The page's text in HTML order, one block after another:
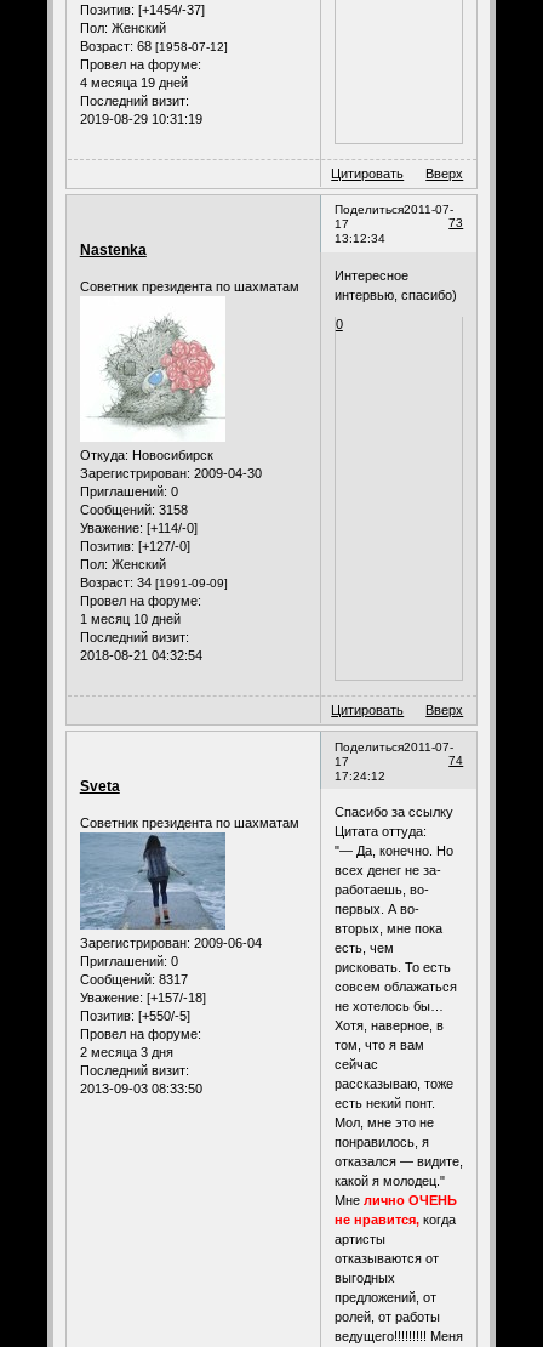
Позитив: [+1454/-37]
Пол: Женский
Возраст: 68 [1958-07-12]
Провел на форуме:
4 месяца 19 дней
Последний визит:
2019-08-29 10:31:19
Цитировать Вверх
Поделиться
73
2011-07-
17
13:12:34
Nastenka
Советник президента по шахматам
Откуда: Новосибирск
Зарегистрирован: 2009-04-30
Приглашений: 0
Сообщений: 3158
Уважение: [+114/-0]
Позитив: [+127/-0]
Пол: Женский
Возраст: 34 [1991-09-09]
Провел на форуме:
1 месяц 10 дней
Последний визит:
2018-08-21 04:32:54
Интересное
интервью, спасибо)
0
Цитировать Вверх
Поделиться
74
2011-07-
17
17:24:12
Sveta
Советник президента по шахматам
Зарегистрирован: 2009-06-04
Приглашений: 0
Сообщений: 8317
Уважение: [+157/-18]
Позитив: [+550/-5]
Провел на форуме:
2 месяца 3 дня
Последний визит:
2013-09-03 08:33:50
Спасибо за ссылку
Цитата оттуда:
"— Да, конечно. Но
всех денег не за­
работаешь, во-
первых. А во-
вторых, мне пока
есть, чем
рисковать. То есть
совсем облажаться
не хотелось бы…
Хотя, наверное, в
том, что я вам
сейчас
рассказываю, тоже
есть некий понт.
Мол, мне это не
понравилось, я
отказался — ви­дите,
какой я молодец."
Мне лично ОЧЕНЬ
не нравится, когда
артисты
отказываются от
выгодных
предложений, от
ролей, от работы
ведущего!!!!!!!!! Меня